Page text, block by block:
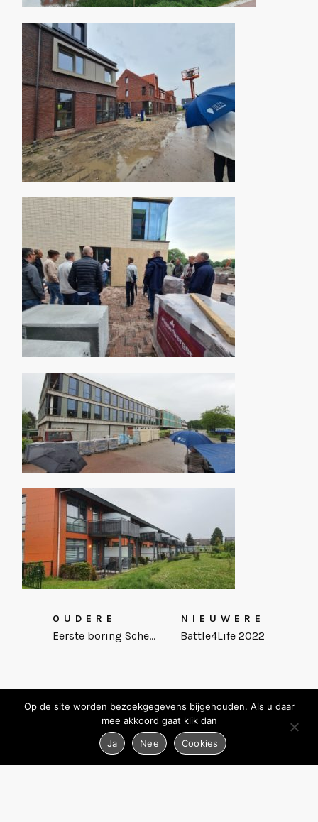
OUDERE
Eerste boring Schermer Installatietechniek
NIEUWERE
Battle4Life 2022
Op de site worden bezoekgegevens bijgehouden. Als u daar
mee akkoord gaat klik dan
Ja
Nee Cookies